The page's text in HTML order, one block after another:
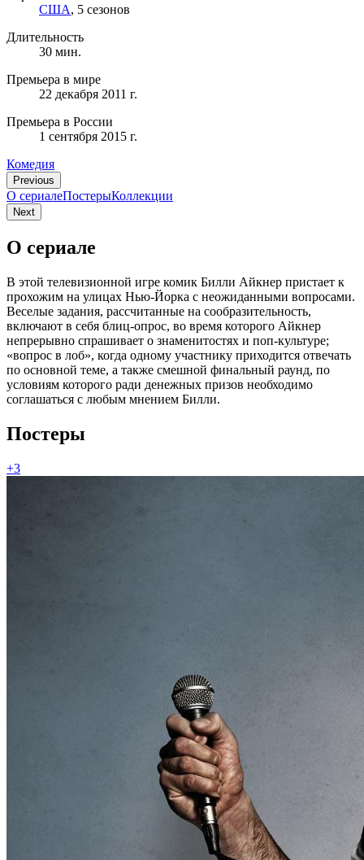
США, 5 сезонов
Длительность
30 мин.
Премьера в мире
22 декабря 2011 г.
Премьера в России
1 сентября 2015 г.
Комедия
Previous
О сериалеПостерыКоллекции
Next
О сериале
В этой телевизионной игре комик Билли Айкнер пристает к
прохожим на улицах Нью-Йорка с неожиданными вопросами.
Веселые задания, рассчитанные на сообразительность,
включают в себя блиц-опрос, во время которого Айкнер
непрерывно спрашивает о знаменитостях и поп-культуре;
«вопрос в лоб», когда одному участнику приходится отвечать
по основной теме, а также смешной финальный раунд, по
условиям которого ради денежных призов необходимо
соглашаться с любым мнением Билли.
Постеры
+3